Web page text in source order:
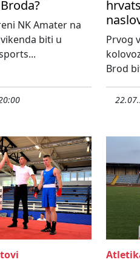
NK Amater na
biti u
Prvog
Brod